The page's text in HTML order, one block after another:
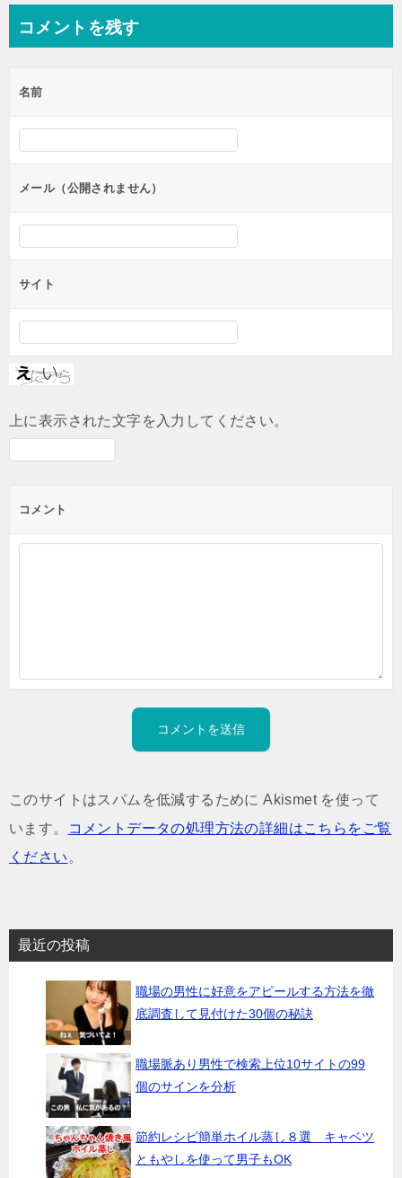
ビ
ー
シ
ン
コメントを残す
名前
メール（公開されません）
サイト
上に表示された文字を入力してください。
コメント
このサイトはスパムを低減するために Akismet を使って
います。
コメントデータの処理方法の詳細はこちらをご覧
ください 。
最近の投稿
職場の男性に好意をアピールする方法を徹
底調査して見付けた30個の秘訣
職場脈あり男性で検索上位10サイトの99
個のサインを分析
節約レシピ簡単ホイル蒸し８選 キャベツ
ともやしを使って男子もOK